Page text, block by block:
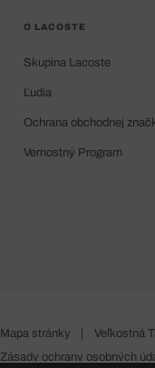
O LACOSTE
Skupina Lacoste
Ľudia
Ochrana obchodnej
Vernostný Program
Mapa stránky | Veľkostná
Zásady ochrany osobných